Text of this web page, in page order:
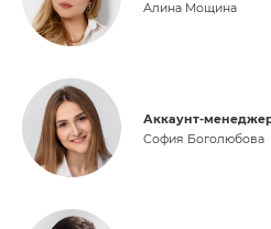
Алина Мощина
Аккаунт-
София Боголюбова